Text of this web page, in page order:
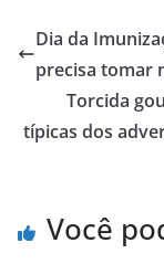
Dia da
precisa tomar
Torcida
típicas dos
Você